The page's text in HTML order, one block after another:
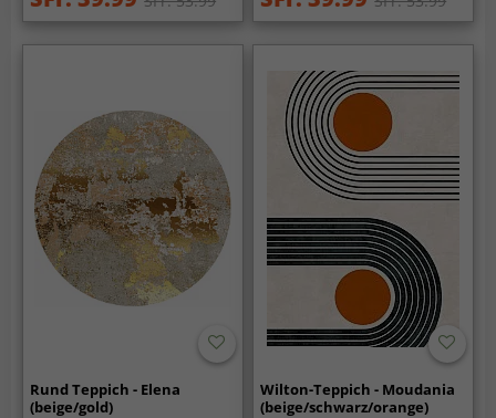
Rund Teppich - Elena
(beige/gold)
Wilton-Teppich - Moudania
(beige/schwarz/orange)